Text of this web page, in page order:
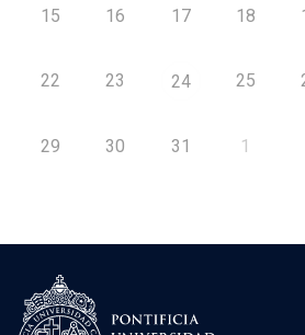
15 16 17 18
22 23 24 25
29 30 31 1